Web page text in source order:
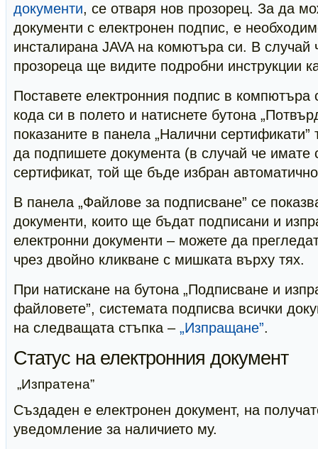
документи, се отваря нов прозорец. За да
документи с електронен подпис, е
инсталирана JAVA на комютъра си. В случай
прозореца ще видите подробни инструкции
Поставете електронния подпис в
кода си в полето и натиснете бутона
показаните в панела „Налични сертификати”
да подпишете документа (в случай че имате
сертификат, той ще бъде избран
В панела „Файлове за подписване” се
документи, които ще бъдат подписани и
електронни документи – можете да
чрез двойно кликване с мишката върху тях.
При натискане на бутона „Подписване и
файловете”, системата подписва всички
на следващата стъпка – „Изпращане”.
Статус на електронния документ
„Изпратена”
Създаден е електронен документ, на
уведомление за наличието му.